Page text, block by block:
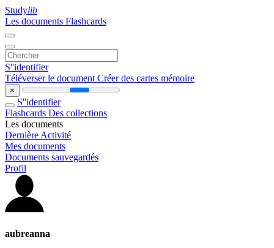
Studylib
Les documents Flashcards
S''identifier
Téléverser le document Créer des cartes mémoire
×
S''identifier
Flashcards Des collections
Les documents
Dernière Activité
Mes documents
Documents sauvegardés
Profil
aubreanna